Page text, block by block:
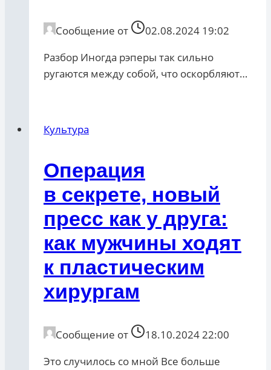
Сообщение от
02.08.2024 19:02
Разбор Иногда рэперы так сильно
ругаются между собой, что оскорбляют…
Культура
Операция
в секрете, новый
пресс как у друга:
как мужчины ходят
к пластическим
хирургам
Сообщение от
18.10.2024 22:00
Это случилось со мной Все больше